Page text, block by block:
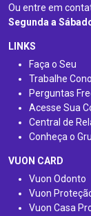
Ou entre em
Segunda a
LINKS
Faça o Seu
Trabalhe
Perguntas
Acesse Sua
Central de
Conheça o
VUON CARD
Vuon Odonto
Vuon
Vuon Casa